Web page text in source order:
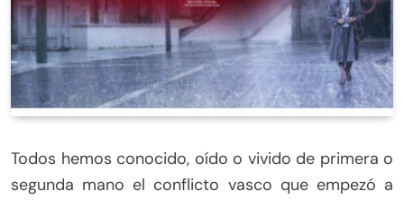
Todos hemos conocido, oído o vivido de primera o
segunda mano el conflicto vasco que empezó a